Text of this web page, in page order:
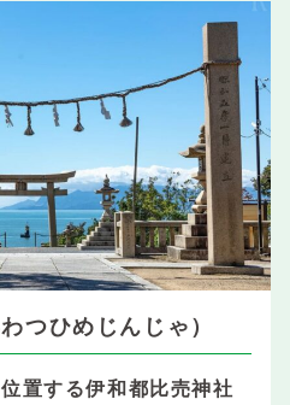
つひめじんじゃ）
置する伊和都比売神社